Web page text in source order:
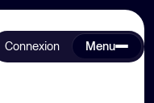
Connexion Menu